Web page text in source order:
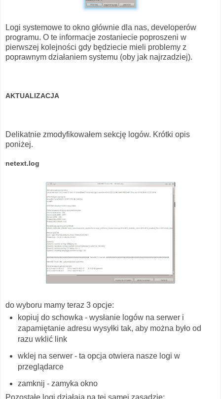
Logi systemowe to okno głównie dla nas, developerów
programu. O te informacje zostaniecie poproszeni w
pierwszej kolejności gdy będziecie mieli problemy z
poprawnym działaniem systemu (oby jak najrzadziej).
AKTUALIZACJA
Delikatnie zmodyfikowałem sekcję logów. Krótki opis
poniżej.
netext.log
do wyboru mamy teraz 3 opcje:
kopiuj do schowka - wysłanie logów na serwer i
zapamiętanie adresu wysyłki tak, aby można było od
razu wklić link
wklej na serwer - ta opcja otwiera nasze logi w
przeglądarce
zamknij - zamyka okno